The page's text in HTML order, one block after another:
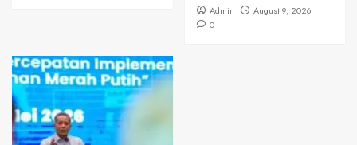
Admin
August 9, 2026
0